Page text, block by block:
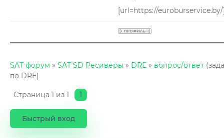
[url=https://
SAT форум » SAT SD Ресиверы » DRE » вопрос/ответ
по DRE)
Страница 1 из 1 1